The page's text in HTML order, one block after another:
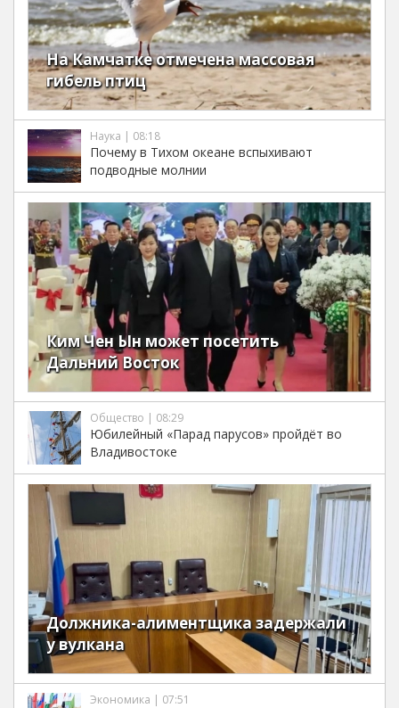
На Камчатке отмечена массовая
гибель птиц
Наука | 08:18
Почему в Тихом океане вспыхивают
подводные молнии
Ким Чен Ын может посетить
Дальний Восток
Общество | 08:29
Юбилейный «Парад парусов» пройдёт во
Владивостоке
Должника-алиментщика задержали
у вулкана
Экономика | 07:51